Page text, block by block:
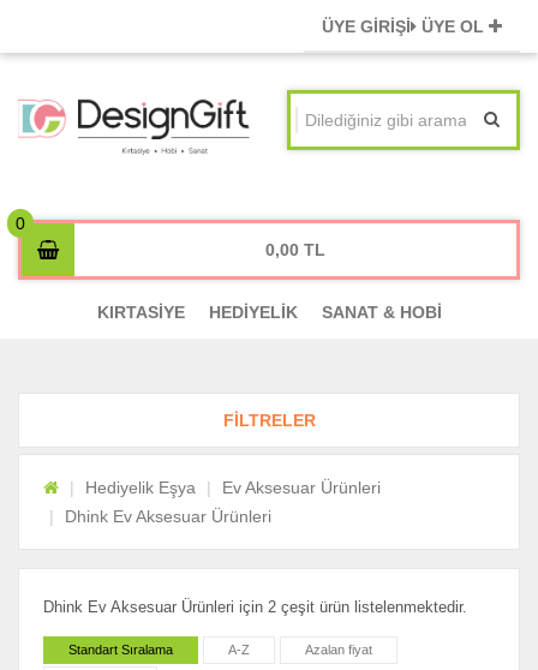
ÜYE GİRİŞİ ÜYE OL
0,00
KIRTASİYE HEDİYELİK SANAT & HOBİ
FİLTRELER
Hediyelik Eşya
Ev Aksesuar Ürünleri
Dhink Ev Aksesuar Ürünleri
Dhink Ev Aksesuar Ürünleri için 2 çeşit ürün listelenmektedir.
Standart Sıralama A-Z Azalan fiyat